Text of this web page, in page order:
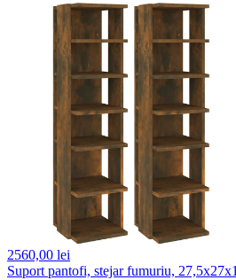
2560,00 lei
Suport pantofi, stejar fumuriu,